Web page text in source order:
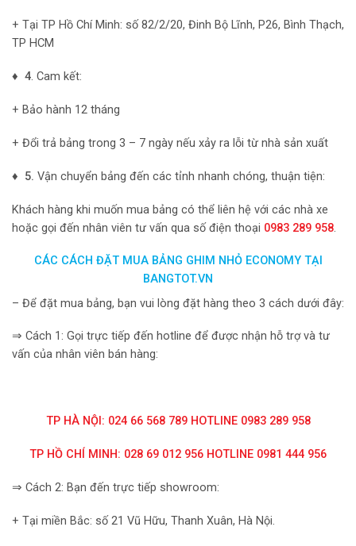
+ Tại TP Hồ Chí Minh: số 82/2/20, Đinh Bộ Lĩnh, P26, Bình Thạch,
TP HCM
♦ 4. Cam kết:
+ Bảo hành 12 tháng
+ Đổi trả bảng trong 3 – 7 ngày nếu xảy ra lỗi từ nhà sản xuất
♦ 5. Vận chuyển bảng đến các tỉnh nhanh chóng, thuận tiện:
Khách hàng khi muốn mua bảng có thể liên hệ với các nhà xe
hoặc gọi đến nhân viên tư vấn qua số điện thoại 0983 289 958.
CÁC CÁCH ĐẶT MUA BẢNG GHIM NHỎ ECONOMY TẠI
BANGTOT.VN
– Để đặt mua bảng, bạn vui lòng đặt hàng theo 3 cách dưới đây:
⇒ Cách 1: Gọi trực tiếp đến hotline để được nhận hỗ trợ và tư
vấn của nhân viên bán hàng:
TP HÀ NỘI: 024 66 568 789 HOTLINE 0983 289 958
TP HỒ CHÍ MINH: 028 69 012 956 HOTLINE 0981 444 956
⇒ Cách 2: Bạn đến trực tiếp showroom:
+ Tại miền Bắc: số 21 Vũ Hữu, Thanh Xuân, Hà Nội.